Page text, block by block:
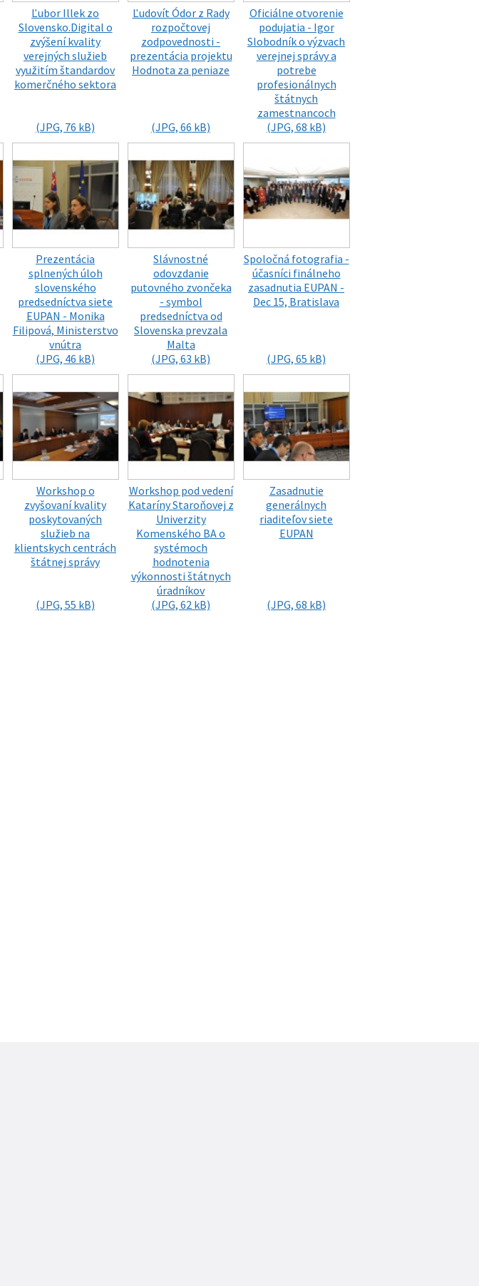
Ľubor Illek zo
Slovensko.Digital o
zvýšení kvality
verejných služieb
využitím štandardov
komerčného sektora
(JPG, 76 kB)
Ľudovít Ódor z Rady
rozpočtovej
zodpovednosti -
prezentácia projektu
Hodnota za peniaze
(JPG, 66 kB)
Oficiálne otvorenie
podujatia - Igor
Slobodník o výzvach
verejnej správy a
potrebe
profesionálnych
štátnych
zamestnancoch
(JPG, 68 kB)
Prezentácia
splnených úloh
slovenského
predsedníctva siete
EUPAN - Monika
Filipová, Ministerstvo
vnútra
(JPG, 46 kB)
Slávnostné
odovzdanie
putovného zvončeka
- symbol
predsedníctva od
Slovenska prevzala
Malta
(JPG, 63 kB)
Spoločná fotografia -
účasníci finálneho
zasadnutia EUPAN -
Dec 15, Bratislava
(JPG, 65 kB)
Workshop o
zvyšovaní kvality
poskytovaných
služieb na
klientskych centrách
štátnej správy
(JPG, 55 kB)
Workshop pod vedení
Kataríny Staroňovej z
Univerzity
Komenského BA o
systémoch
hodnotenia
výkonnosti štátnych
úradníkov
(JPG, 62 kB)
Zasadnutie
generálnych
riaditeľov siete
EUPAN
(JPG, 68 kB)